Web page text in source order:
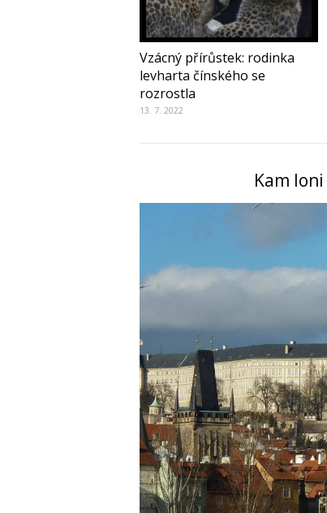
Vzácný přírůstek: rodinka
levharta čínského se
rozrostla
13. 7. 2022
Kam